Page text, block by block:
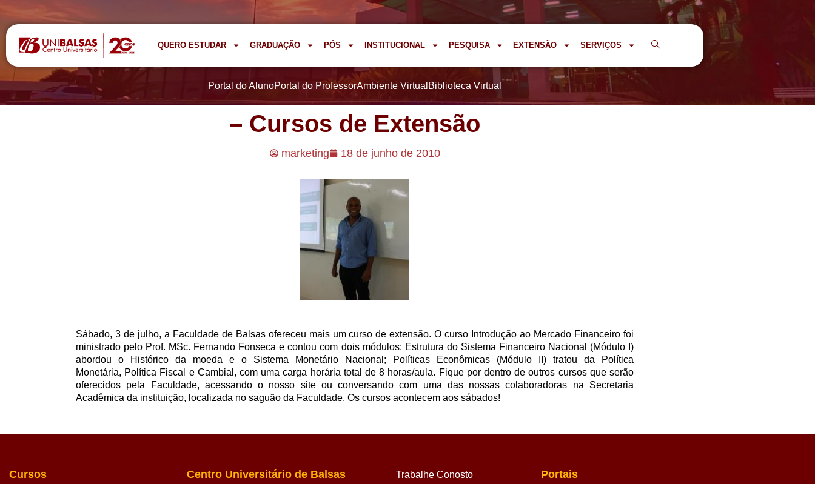
QUERO ESTUDAR GRADUAÇÃO PÓS INSTITUCIONAL PESQUISA EXTENSÃO SERVIÇOS
Portal do AlunoPortal do ProfessorAmbiente Virtual Biblioteca Virtual
– Cursos de Extensão
marketing 18 de junho de 2010
Sábado, 3 de julho, a Faculdade de Balsas ofereceu mais um curso de extensão. O curso Introdução ao Mercado Financeiro foi
ministrado pelo Prof. MSc. Fernando Fonseca e contou com dois módulos: Estrutura do Sistema Financeiro Nacional (Módulo I)
abordou o Histórico da moeda e o Sistema Monetário Nacional; Políticas Econômicas (Módulo II) tratou da Política
Monetária, Política Fiscal e Cambial, com uma carga horária total de 8 horas/aula. Fique por dentro de outros cursos que serão
oferecidos pela Faculdade, acessando o nosso site ou conversando com uma das nossas colaboradoras na Secretaria
Acadêmica da instituição, localizada no saguão da Faculdade. Os cursos acontecem aos sábados!
Cursos Centro Universitário de Balsas Trabalhe Conosto Portais